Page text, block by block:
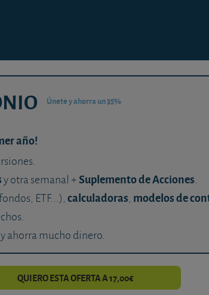
Únete y ahorra un 35%
año!
y otra semanal +Suplemento de Acciones.
ETF...), calculadoras, modelos de
y ahorra mucho dinero.
QUIERO ESTA OFERTA A 17,00€